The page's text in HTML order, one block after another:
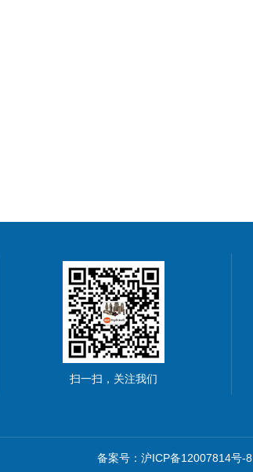
扫一扫，关注我们
备案号：沪ICP备12007814号-8